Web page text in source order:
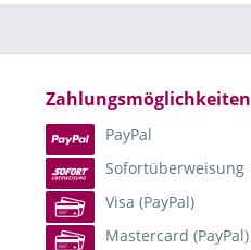
Zahlungsmöglichkeiten
PayPal
Sofortüberweisung
Visa (PayPal)
Mastercard (PayPal)